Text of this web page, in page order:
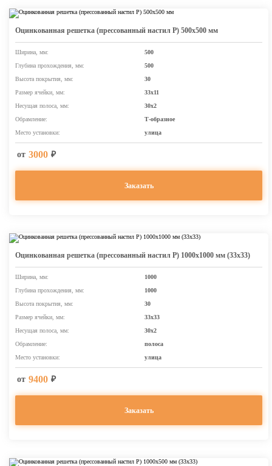
Оцинкованная решетка (прессованный настил Р) 500х500 мм
Ширина, мм:
500
Глубина прохождения, мм:
500
Высота покрытия, мм:
30
Размер ячейки, мм:
33х11
Несущая полоса, мм:
30х2
Обрамление:
Т-образное
Место установки:
улица
от 3000 ₽
Заказать
Оцинкованная решетка (прессованный настил Р) 1000х1000 мм (33x33)
Ширина, мм:
1000
Глубина прохождения, мм:
1000
Высота покрытия, мм:
30
Размер ячейки, мм:
33х33
Несущая полоса, мм:
30х2
Обрамление:
полоса
Место установки:
улица
от 9400 ₽
Заказать